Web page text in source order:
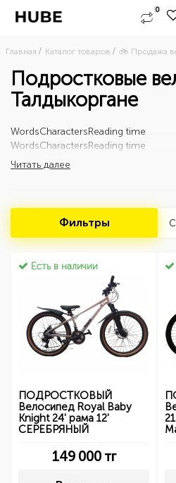
0
Главная Каталог товаров 🚲 Продажа
Подростковые
Талдыкоргане
WordsCharactersReading time
WordsCharactersReading time
Читать далее
Фильтры
Есть в наличии
ПОДРОСТКОВЫЙ
Велосипед Royal Baby
Knight 24' рама 12'
СЕРЕБРЯНЫЙ
149 000тг